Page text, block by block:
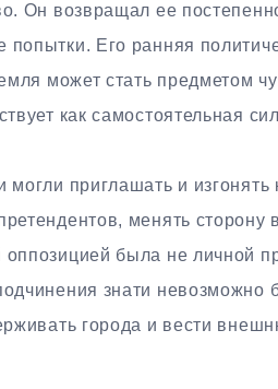
Он возвращал ее
Его ранняя
может стать предметом
как самостоятельная
приглашать и изгонять
менять сторону
была не личной
знати невозможно
города и вести